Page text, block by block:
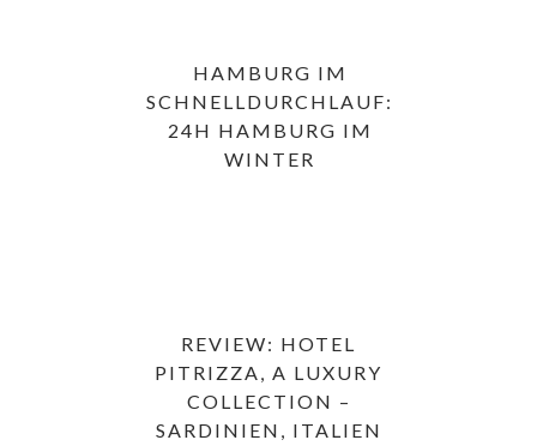
HAMBURG IM
SCHNELLDURCHLAUF:
24H HAMBURG IM
WINTER
REVIEW: HOTEL
PITRIZZA, A LUXURY
COLLECTION –
SARDINIEN, ITALIEN